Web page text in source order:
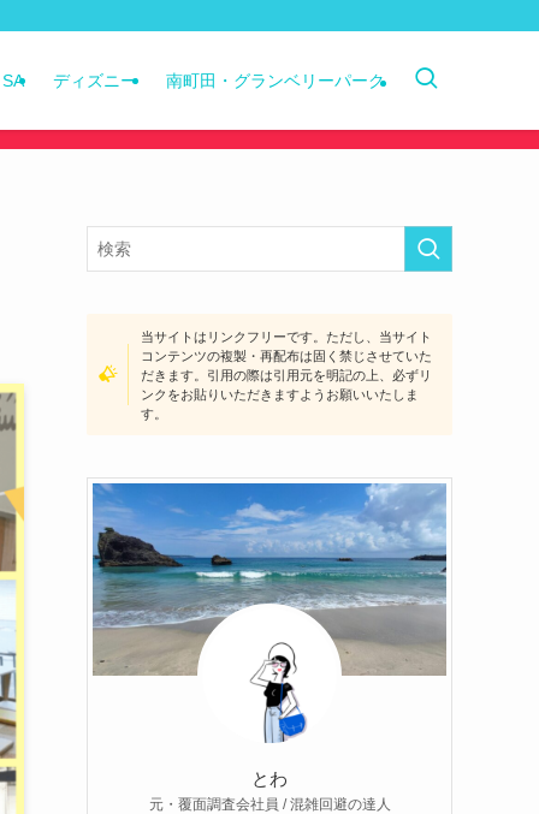
ディズニー 南町田・グランベリーパーク
当サイトはリンクフリーです。ただし、当サイト
コンテンツの複製・再配布は固く禁じさせていた
だきます。引用の際は引用元を明記の上、必ずリ
ンクをお貼りいただきますようお願いいたしま
す。
とわ
元・覆面調査会社員 / 混雑回避の達人